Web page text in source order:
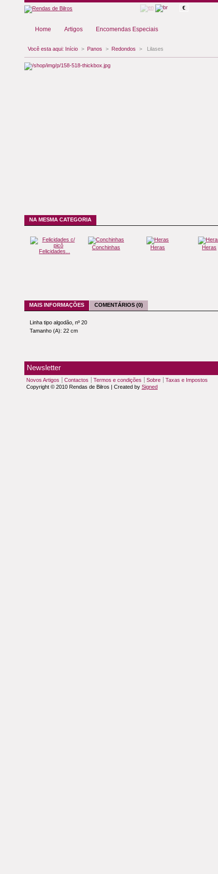
€
Home Artigos Encomendas Especiais
Você esta aqui: Início > Panos > Redondos > Lilases
NA MESMA CATEGORIA
Felicidades...
Conchinhas Heras Heras
MAIS INFORMAÇÕES COMENTÁRIOS (0)
Linha tipo algodão, nº 20
Tamanho (A): 22 cm
Newsletter
Novos Artigos Contactos Termos e condições Sobre
Taxas e Impostos
Copyright © 2010 Rendas de Bilros | Created by Signed